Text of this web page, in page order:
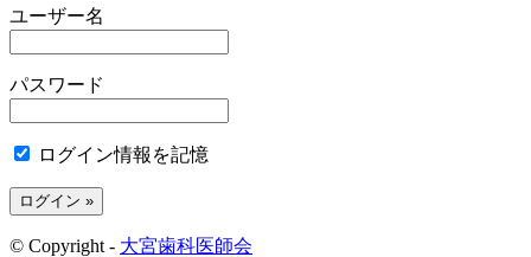
ユーザー名
パスワード
ログイン情報を記憶
© Copyright - 大宮歯科医師会